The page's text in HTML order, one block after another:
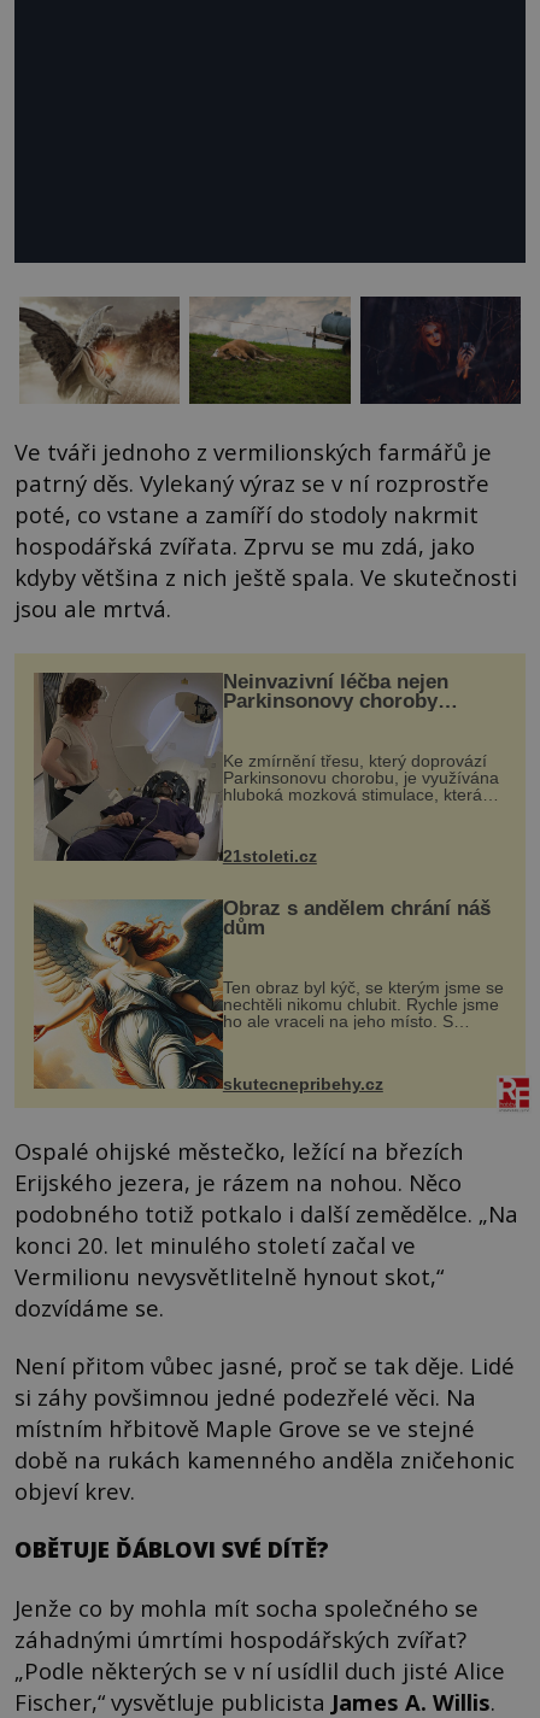
Ve tváři jednoho z vermilionských farmářů je
patrný děs. Vylekaný výraz se v ní rozprostře
poté, co vstane a zamíří do stodoly nakrmit
hospodářská zvířata. Zprvu se mu zdá, jako
kdyby většina z nich ještě spala. Ve skutečnosti
jsou ale mrtvá.
Neinvazivní léčba nejen
Parkinsonovy choroby
Ke zmírnění třesu, který doprovází
Parkinsonovu chorobu, je využívána
hluboká mozková stimulace, která
však vyžaduje vysoce invazivní
zákrok. Ultrazvuk zase není vhodný
k dostatečně přesnému zacílení ...
21stoleti.cz
Obraz s andělem chrání náš
dům
Ten obraz byl kýč, se kterým jsme se
nechtěli nikomu chlubit. Rychle jsme
ho ale vraceli na jeho místo. S
manželem Vaškem jsme si pořídili
chaloupku, takový domek na severu
Čech, kde jsme si naplánova...
skutecnepribehy.cz
Ospalé ohijské městečko, ležící na březích
Erijského jezera, je rázem na nohou. Něco
podobného totiž potkalo i další zemědělce. „Na
konci 20. let minulého století začal ve
Vermilionu nevysvětlitelně hynout skot,“
dozvídáme se.
Není přitom vůbec jasné, proč se tak děje. Lidé
si záhy povšimnou jedné podezřelé věci. Na
místním hřbitově Maple Grove se ve stejné
době na rukách kamenného anděla zničehonic
objeví krev.
OBĚTUJE ĎÁBLOVI SVÉ DÍTĚ?
Jenže co by mohla mít socha společného se
záhadnými úmrtími hospodářských zvířat?
„Podle některých se v ní usídlil duch jisté Alice
Fischer,“ vysvětluje publicista James A. Willis.